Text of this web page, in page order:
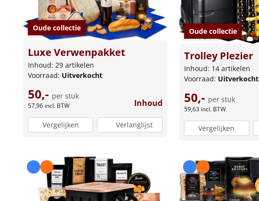
Oude collectie
Luxe Verwenpakket
Inhoud: 29 artikelen
Voorraad: Uitverkocht
50,- per stuk
57,96 incl. BTW Inhoud
Vergelijken Verlanglijst
Oude collectie
Trolley Plezier
Inhoud: 14 artikelen
Voorraad: Uitverkocht
50,- per stuk
59,63 incl. BTW
Vergelijken